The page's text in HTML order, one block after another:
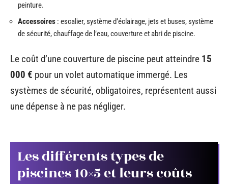
peinture.
Accessoires : escalier, système d’éclairage, jets et buses, système
de sécurité, chauffage de l’eau, couverture et abri de piscine.
Le coût d’une couverture de piscine peut atteindre 15
000 € pour un volet automatique immergé. Les
systèmes de sécurité, obligatoires, représentent aussi
une dépense à ne pas négliger.
Les différents types de
piscines 10×5 et leurs coûts